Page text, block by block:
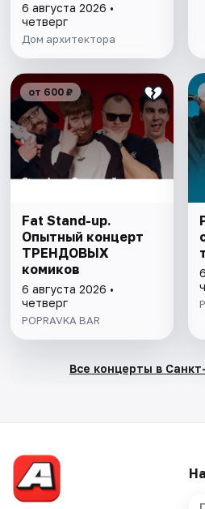
6 августа 2026 •
четверг
Дом архитектора
от 600 ₽
Fat Stand-up.
Опытный концерт
ТРЕНДОВЫХ
комиков
6 августа 2026 •
четверг
POPRAVKA BAR
Все концерты в